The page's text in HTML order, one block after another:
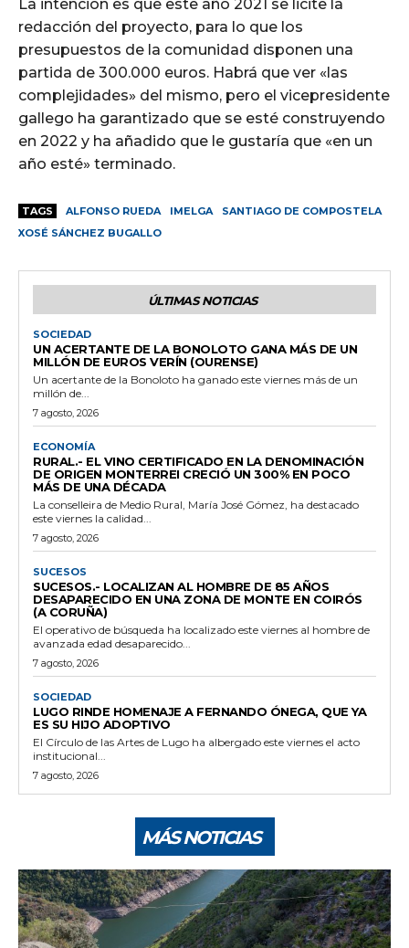
La intención es que este año 2021 se licite la
redacción del proyecto, para lo que los
presupuestos de la comunidad disponen una
partida de 300.000 euros. Habrá que ver «las
complejidades» del mismo, pero el vicepresidente
gallego ha garantizado que se esté construyendo
en 2022 y ha añadido que le gustaría que «en un
año esté» terminado.
TAGS ALFONSO RUEDA IMELGA
SANTIAGO DE COMPOSTELA
XOSÉ SÁNCHEZ BUGALLO
ÚLTIMAS NOTICIAS
SOCIEDAD
UN ACERTANTE DE LA BONOLOTO GANA MÁS DE UN
MILLÓN DE EUROS VERÍN (OURENSE)
Un acertante de la Bonoloto ha ganado este viernes más de un
millón de...
7 agosto, 2026
ECONOMÍA
RURAL.- EL VINO CERTIFICADO EN LA DENOMINACIÓN
DE ORIGEN MONTERREI CRECIÓ UN 300% EN POCO
MÁS DE UNA DÉCADA
La conselleira de Medio Rural, María José Gómez, ha destacado
este viernes la calidad...
7 agosto, 2026
SUCESOS
SUCESOS.- LOCALIZAN AL HOMBRE DE 85 AÑOS
DESAPARECIDO EN UNA ZONA DE MONTE EN COIRÓS
(A CORUÑA)
El operativo de búsqueda ha localizado este viernes al hombre de
avanzada edad desaparecido...
7 agosto, 2026
SOCIEDAD
LUGO RINDE HOMENAJE A FERNANDO ÓNEGA, QUE YA
ES SU HIJO ADOPTIVO
El Círculo de las Artes de Lugo ha albergado este viernes el acto
institucional...
7 agosto, 2026
MÁS NOTICIAS